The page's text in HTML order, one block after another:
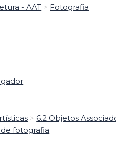
- AAT > Fotografia
> 6.2 Objetos
de fotografia